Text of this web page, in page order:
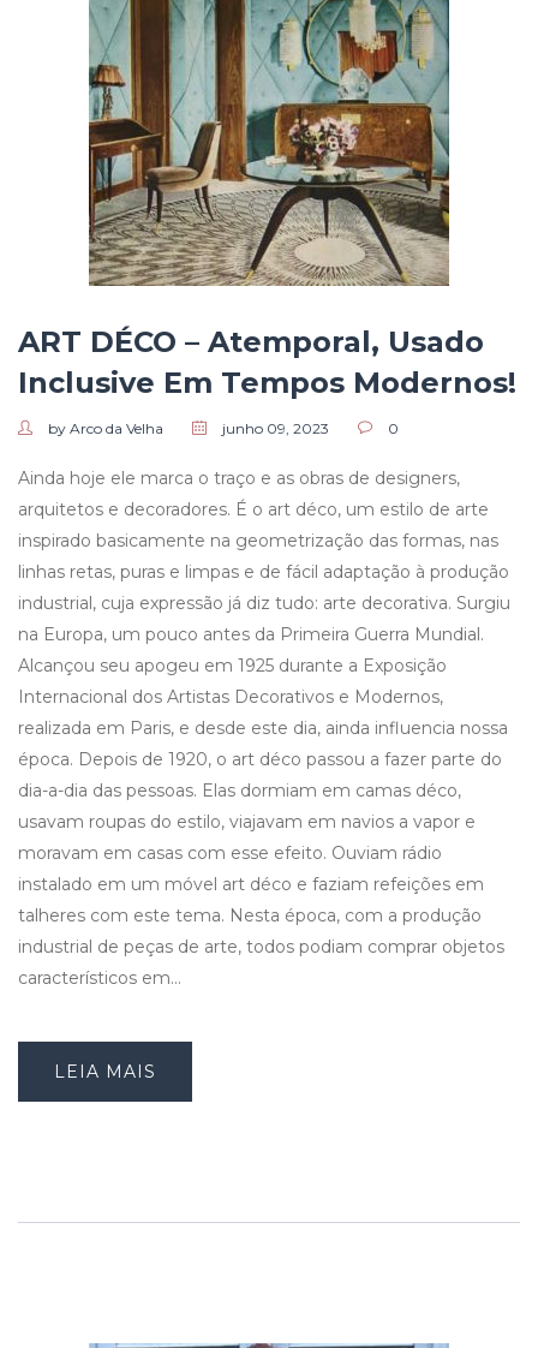
ART DÉCO – Atemporal, Usado
Inclusive Em Tempos Modernos!
by Arco da Velha junho 09, 2023 0
Ainda hoje ele marca o traço e as obras de designers,
arquitetos e decoradores. É o art déco, um estilo de arte
inspirado basicamente na geometrização das formas, nas
linhas retas, puras e limpas e de fácil adaptação à produção
industrial, cuja expressão já diz tudo: arte decorativa. Surgiu
na Europa, um pouco antes da Primeira Guerra Mundial.
Alcançou seu apogeu em 1925 durante a Exposição
Internacional dos Artistas Decorativos e Modernos,
realizada em Paris, e desde este dia, ainda influencia nossa
época. Depois de 1920, o art déco passou a fazer parte do
dia-a-dia das pessoas. Elas dormiam em camas déco,
usavam roupas do estilo, viajavam em navios a vapor e
moravam em casas com esse efeito. Ouviam rádio
instalado em um móvel art déco e faziam refeições em
talheres com este tema. Nesta época, com a produção
industrial de peças de arte, todos podiam comprar objetos
característicos em…
LEIA MAIS